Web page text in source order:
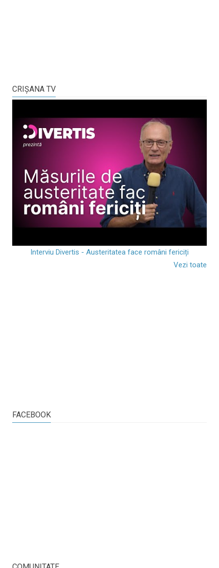
CRIŞANA TV
Interviu Divertis - Austeritatea face români fericiți
Vezi toate
FACEBOOK